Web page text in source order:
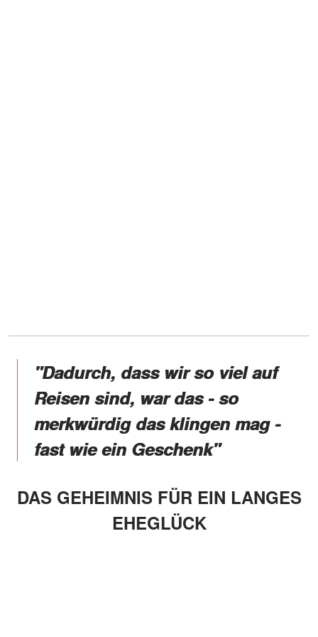
"Dadurch, dass wir so viel auf
Reisen sind, war das - so
merkwürdig das klingen mag -
fast wie ein Geschenk"
DAS GEHEIMNIS FÜR EIN LANGES
EHEGLÜCK